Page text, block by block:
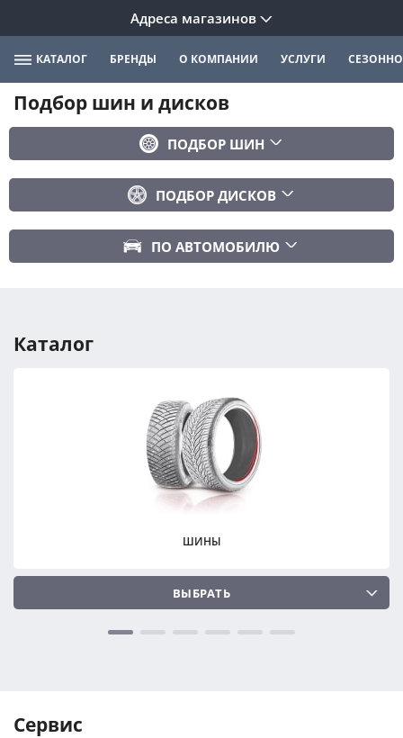
Адреса магазинов
КАТАЛОГ БРЕНДЫ О КОМПАНИИ УСЛУГИ
Подбор шин и дисков
ПОДБОР ШИН
Сбросить
ПОДБОР ДИСКОВ
ПОДОБРАТЬ
Сбросить
ПО АВТОМОБИЛЮ
Год авто
ПОДОБРАТЬ
Сбросить
Каталог
ШИНЫ
ВЫБРАТЬ
Сервис